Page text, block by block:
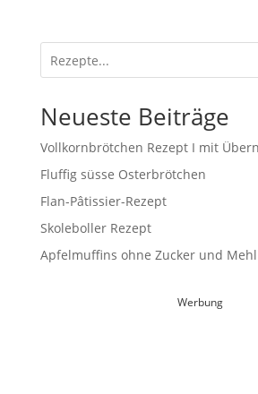
Neueste Beiträge
Vollkornbrötchen Rezept I mit
Fluffig süsse Osterbrötchen
Flan-Pâtissier-Rezept
Skoleboller Rezept
Apfelmuffins ohne Zucker und Mehl
Werbung